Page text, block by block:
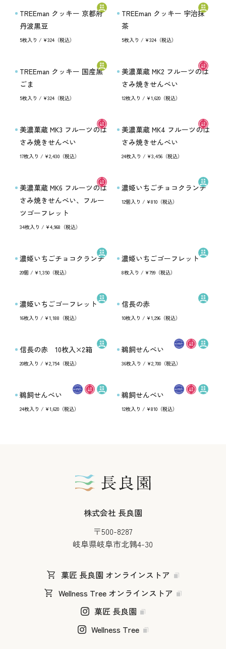
TREEman クッキー 京都府
丹波黒豆
5枚入り / ¥324（税込）
TREEman クッキー 宇治抹
茶
5枚入り / ¥324（税込）
TREEman クッキー 国産黒
ごま
5枚入り / ¥324（税込）
美濃菓蔵 MK2 フルーツのは
さみ焼きせんべい
12枚入り / ¥1,620（税込）
美濃菓蔵 MK3 フルーツのは
さみ焼きせんべい
17枚入り / ¥2,430（税込）
美濃菓蔵 MK4 フルーツのは
さみ焼きせんべい
24枚入り / ¥3,456（税込）
美濃菓蔵 MK6 フルーツのは
さみ焼きせんべい、フルー
ツゴーフレット
34枚入り / ¥4,968（税込）
濃姫いちごチョコクランチ
12個入り / ¥810（税込）
濃姫いちごチョコクランチ
20個 / ¥1,350（税込）
濃姫いちごゴーフレット
8枚入り / ¥799（税込）
濃姫いちごゴーフレット
16枚入り / ¥1,188（税込）
信長の赤
10枚入り / ¥1,296（税込）
信長の赤 10枚入×2箱
20枚入り / ¥2,754（税込）
鵜飼せんべい
36枚入り / ¥2,700（税込）
鵜飼せんべい
24枚入り / ¥1,620（税込）
鵜飼せんべい
12枚入り / ¥810（税込）
株式会社 長良園
〒500-8287
岐阜県岐阜市北鶉4-30
菓匠 長良園 オンラインストア
Wellness Tree オンラインストア
菓匠 長良園
Wellness Tree